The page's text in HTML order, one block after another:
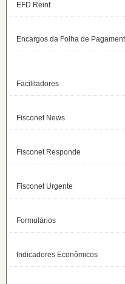
EFD Reinf
Encargos da Folha de
Facilitadores
Fisconet News
Fisconet Responde
Fisconet Urgente
Formulários
Indicadores Econômicos